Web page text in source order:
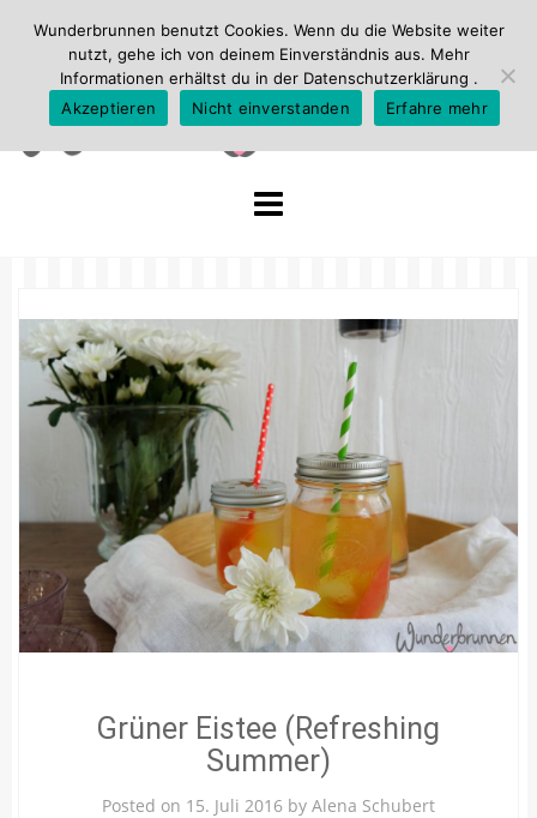
Grüner Eistee (Refreshing
Summer)
Posted on 15. Juli 2016 by Alena Schubert
Wunderbrunnen benutzt Cookies. Wenn du die Website weiter
nutzt, gehe ich von deinem Einverständnis aus. Mehr
Informationen erhältst du in der Datenschutzerklärung .
Akzeptieren
Nicht einverstanden Erfahre mehr